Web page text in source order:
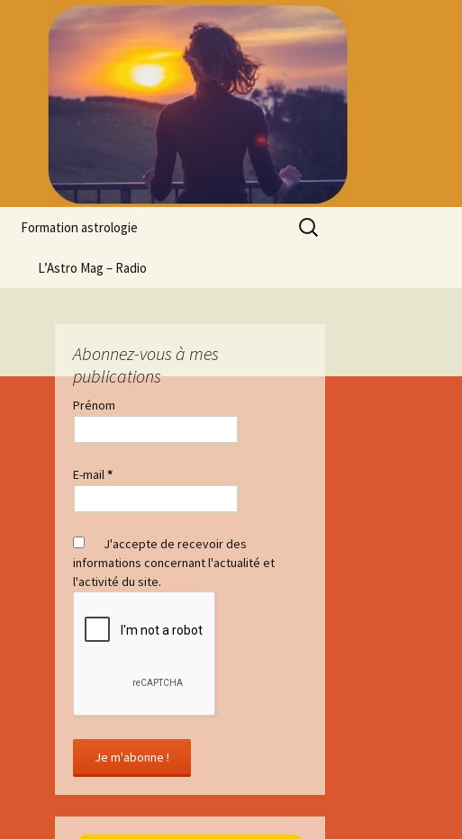
Formation astrologie
Initiation à l’ASTROLOGIE
Stage découverte
Formation en ligne
Astrologie
L’Astro Mag – Radio
Rechercher :
Abonnez-vous à mes
publications
Prénom
E-mail*
J'accepte de recevoir des
informations concernant l'actualité et
l'activité du site.